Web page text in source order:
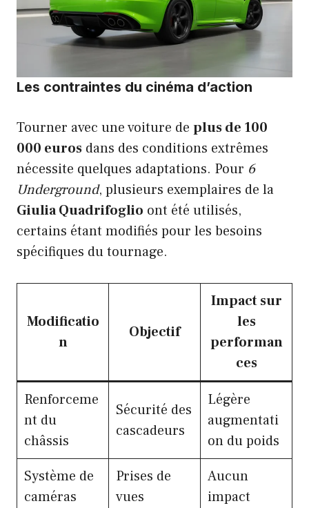
Les contraintes du cinéma d’action
Tourner avec une voiture de plus de 100
000 euros dans des conditions extrêmes
nécessite quelques adaptations. Pour 6
Underground, plusieurs exemplaires de la
Giulia Quadrifoglio ont été utilisés,
certains étant modifiés pour les besoins
spécifiques du tournage.
Modificatio
n
Objectif
Impact sur
les
performan
ces
Renforceme
nt du
châssis
Sécurité des
cascadeurs
Légère
augmentati
on du poids
Système de
caméras
Prises de
vues
Aucun
impact